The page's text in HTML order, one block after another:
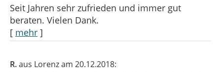
Seit Jahren sehr zufrieden und immer gut
beraten. Vielen Dank.
[ mehr ]
R.aus Lorenzam 20.12.2018: